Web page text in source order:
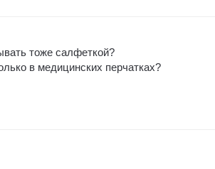
тоже салфеткой?
в медицинских перчатках?